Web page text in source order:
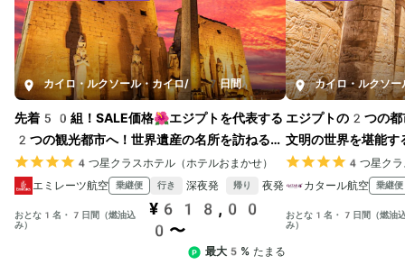
カイロ・ルクソール・カイロ/ 7日間
先着50組！SALE価格🌺エジプトを代表する
2つの観光都市へ！世界遺産の名所を訪ねる周
遊旅プラン 4つ星クラスホテル（ホテルおまかせ）
エミレーツ航空
乗継便 行き 深夜発 帰り 夜発
おとな1名・7日間（燃油込
み）
¥618,00
0〜
最大5% たまる
カイロ・ルクソー
エジプトの2つの都
文明の世界を堪能す
4つ星クラ
カタール航空
乗継便
おとな1名・7日間（燃油
み）